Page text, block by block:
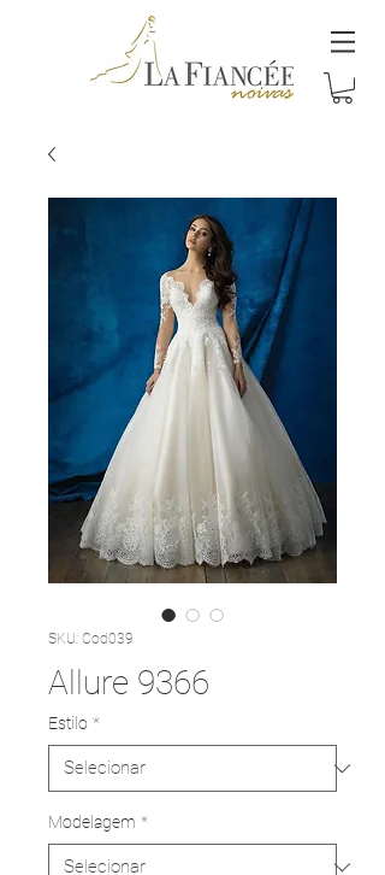
SKU: Cod039
Allure 9366
Estilo *
Modelagem *